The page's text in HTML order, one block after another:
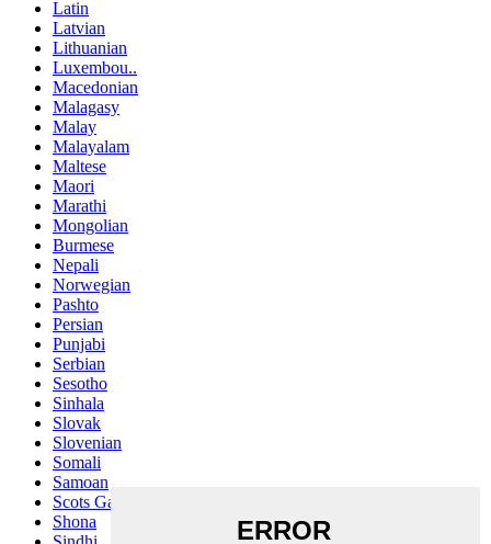
Latin
Latvian
Lithuanian
Luxembou..
Macedonian
Malagasy
Malay
Malayalam
Maltese
Maori
Marathi
Mongolian
Burmese
Nepali
Norwegian
Pashto
Persian
Punjabi
Serbian
Sesotho
Sinhala
Slovak
Slovenian
Somali
Samoan
Scots Gaelic
Shona